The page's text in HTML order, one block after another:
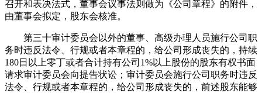
召开和表决法式，董事会议事法则做为《公司章程》的附件，
由董事会拟定，股东会核准。
第三十审计委员会以外的董事、高级办理人员施行公司职
务时违反法令、行规或者本章程的，给公司形成丧失的，持续
180日以上零丁或者合计持有公司1%以上股份的股东有权书面
请求审计委员会向提告状讼；审计委员会施行公司职务时违反
法令、行规或者本章程的，给公司形成丧失的，前述股东能够